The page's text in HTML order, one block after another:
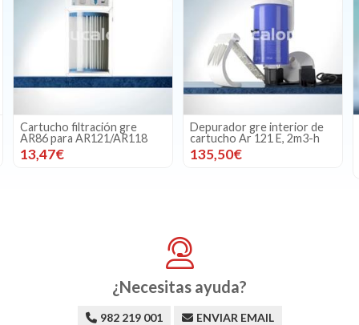
Cartucho filtración gre
AR86 para AR121/AR118
13,47€
Depurador gre interior de
cartucho Ar 121 E, 2m3-h
135,50€
¿Necesitas ayuda?
982 219 001 ENVIAR EMAIL